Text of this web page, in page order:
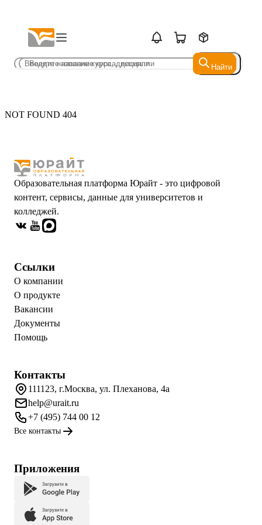
Найти
Найти
NOT FOUND 404
Образовательная платформа Юрайт - это цифровой
контент, сервисы, данные для университетов и
колледжей.
Ссылки
О компании
О продукте
Вакансии
Документы
Помощь
Контакты
111123, г.Москва, ул. Плеханова, 4а
help@urait.ru
+7 (495) 744 00 12
Все контакты
Приложения